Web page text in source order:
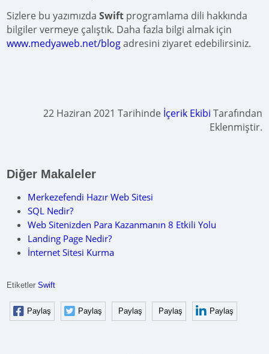
Sizlere bu yazımızdaSwift programlama dili hakkında
bilgiler vermeye çalıştık. Daha fazla bilgi almak için
www.medyaweb.net/blogadresini ziyaret edebilirsiniz.
22 Haziran 2021 Tarihinde İçerik Ekibi Tarafından
Eklenmiştir.
Diğer Makaleler
Merkezefendi Hazır Web Sitesi
SQL Nedir?
Web Sitenizden Para Kazanmanın 8 Etkili Yolu
Landing Page Nedir?
İnternet Sitesi Kurma
EtiketlerSwift
Paylaş Paylaş Paylaş Paylaş Paylaş